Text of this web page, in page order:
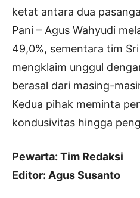
ketat antara dua
Pani – Agus Wahyudi
49,0%, sementara tim
mengklaim unggul
berasal dari masing-
Kedua pihak meminta
kondusivitas hingga
Pewarta: Tim Redaksi
Editor: Agus Susanto